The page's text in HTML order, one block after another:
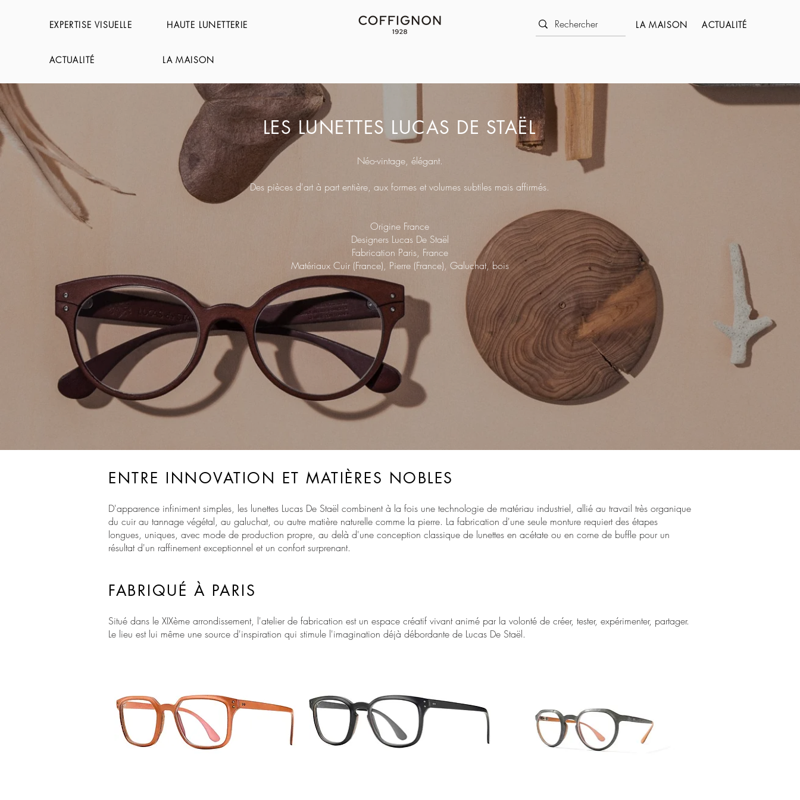
EXPERTISE VISUELLE HAUTE LUNETTERIE
ACTUALITÉ LA MAISON
LA MAISON ACTUALITÉ
LES LUNETTES LUCAS DE STAËL
Néo-vintage, élégant​.
Des pièces d'art à part entière, aux formes et volumes subtiles mais affirmés.
Origine France
Designers Lucas De Staël
Fabrication Paris, France
Matériaux Cuir (France), Pierre (France), Galuchat, bois
ENTRE INNOVATION ET MATIÈRES NOBLES
D'apparence infiniment simples, les lunettes Lucas De Staël combinent à la fois une technologie de matériau industriel, allié au travail très organique
du cuir au tannage végétal, au galuchat, ou autre matière naturelle comme la pierre. La fabrication d'une seule monture requiert des étapes
longues, uniques, avec mode de production propre, au delà d'une conception classique de lunettes en acétate ou en corne de buffle pour un
résultat d'un raffinement exceptionnel et un confort surprenant.
FABRIQUÉ À PARIS
Situé dans le XIXème arrondissement, l'atelier de fabrication est un espace créatif vivant animé par la volonté de créer, tester, expérimenter, partager.
Le lieu est lui même une source d'inspiration qui stimule l'imagination déjà débordante de Lucas De Staël.